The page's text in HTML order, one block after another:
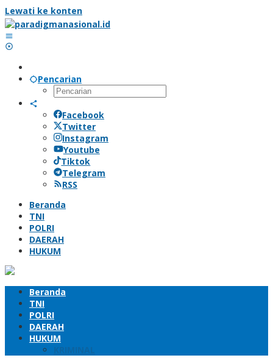
Lewati ke konten
Pencarian
Facebook
Twitter
Instagram
Youtube
Tiktok
Telegram
RSS
Beranda
TNI
POLRI
DAERAH
HUKUM
Beranda
TNI
POLRI
DAERAH
HUKUM
KRIMINAL